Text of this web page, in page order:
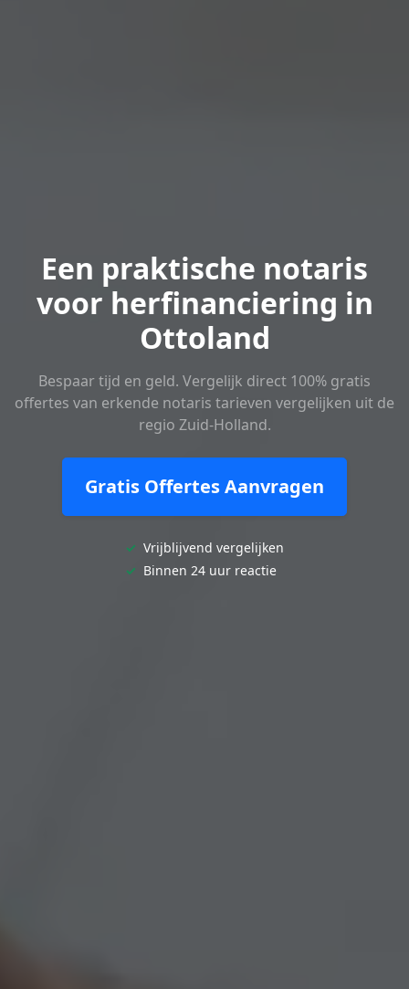
Een praktische notaris
voor herfinanciering in
Ottoland
Bespaar tijd en geld. Vergelijk direct 100% gratis
offertes van erkende notaris tarieven vergelijken uit de
regio Zuid-Holland.
Gratis Offertes Aanvragen
✓ Vrijblijvend vergelijken
✓ Binnen 24 uur reactie